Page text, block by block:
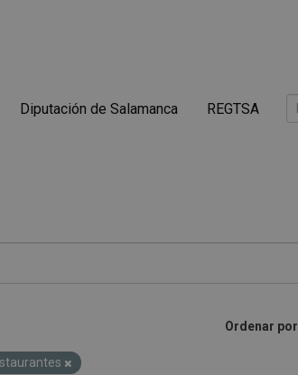
Diputación de Salamanca REGTSA
Ordenar por